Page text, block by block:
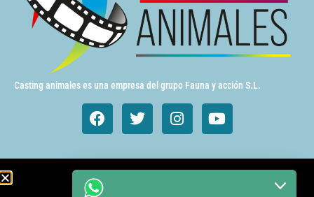
Casting animales es una empresa del grupo Fauna y acción S.L.
Animales de cine y TV